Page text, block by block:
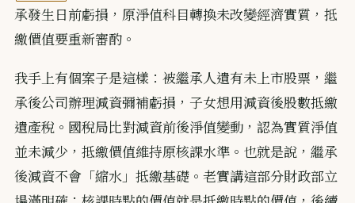
承發生日前虧損，原淨值科目轉換未改變經濟實質，抵
繳價值要重新審酌。
我手上有個案子是這樣：被繼承人遺有未上市股票，繼
承後公司辦理減資彌補虧損，子女想用減資後股數抵繳
遺產稅。國稅局比對減資前後淨值變動，認為實質淨值
並未減少，抵繳價值維持原核課水準。也就是說，繼承
後減資不會「縮水」抵繳基礎。老實講這部分財政部立